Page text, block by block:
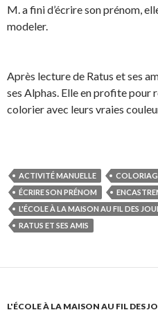
M. a fini d’écrire son prénom,
modeler.
Après lecture de Ratus et ses
ses Alphas. Elle en profite pour
colorier avec leurs vraies
ACTIVITÉ MANUELLE
ÉCRIRE SON PRÉNOM
L'ÉCOLE À LA MAISON AU FIL DES
RATUS ET SES AMIS
L'ÉCOLE À LA MAISON AU FIL DES